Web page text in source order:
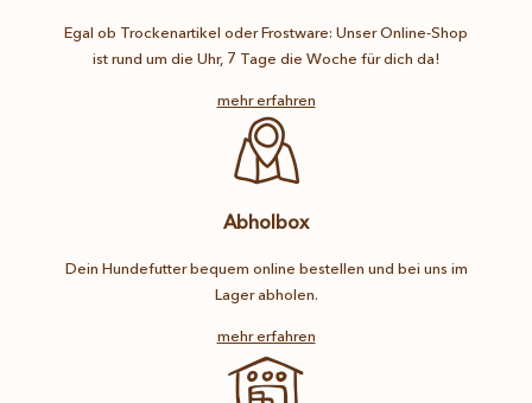
Egal ob Trockenartikel oder Frostware: Unser Online-Shop
ist rund um die Uhr, 7 Tage die Woche für dich da!
mehr erfahren
Abholbox
Dein Hundefutter bequem online bestellen und bei uns im
Lager abholen.
mehr erfahren